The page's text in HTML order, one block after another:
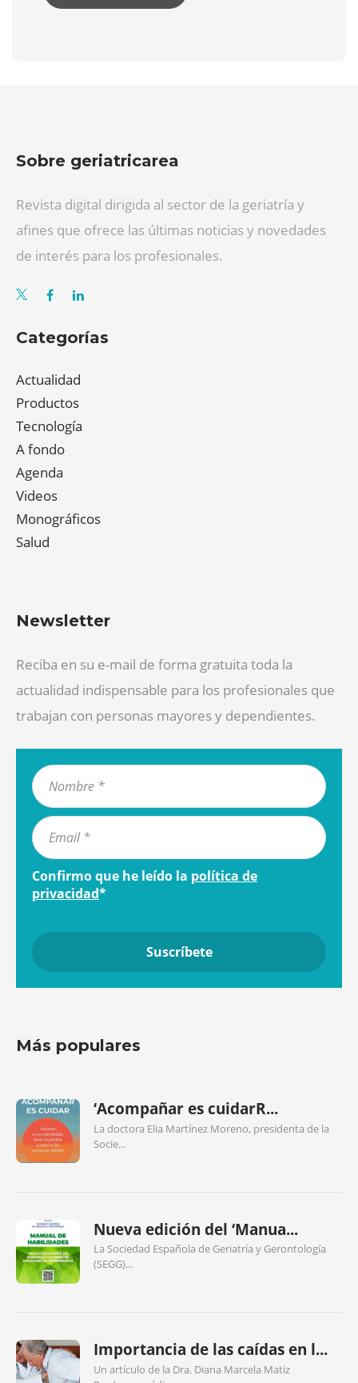
Sobre geriatricarea
Revista digital dirigida al sector de la geriatría y
afines que ofrece las últimas noticias y novedades
de interés para los profesionales.
Categorías
Actualidad
Productos
Tecnología
A fondo
Agenda
Videos
Monográficos
Salud
Newsletter
Reciba en su e-mail de forma gratuita toda la
actualidad indispensable para los profesionales que
trabajan con personas mayores y dependientes.
Confirmo que he leído la política de
privacidad*
Más populares
‘Acompañar es cuidarR...
La doctora Elia Martínez Moreno, presidenta de la
Socie...
Nueva edición del ‘Manua...
La Sociedad Española de Geriatría y Gerontología
(SEGG)...
Importancia de las caídas en l...
Un artículo de la Dra. Diana Marcela Matiz